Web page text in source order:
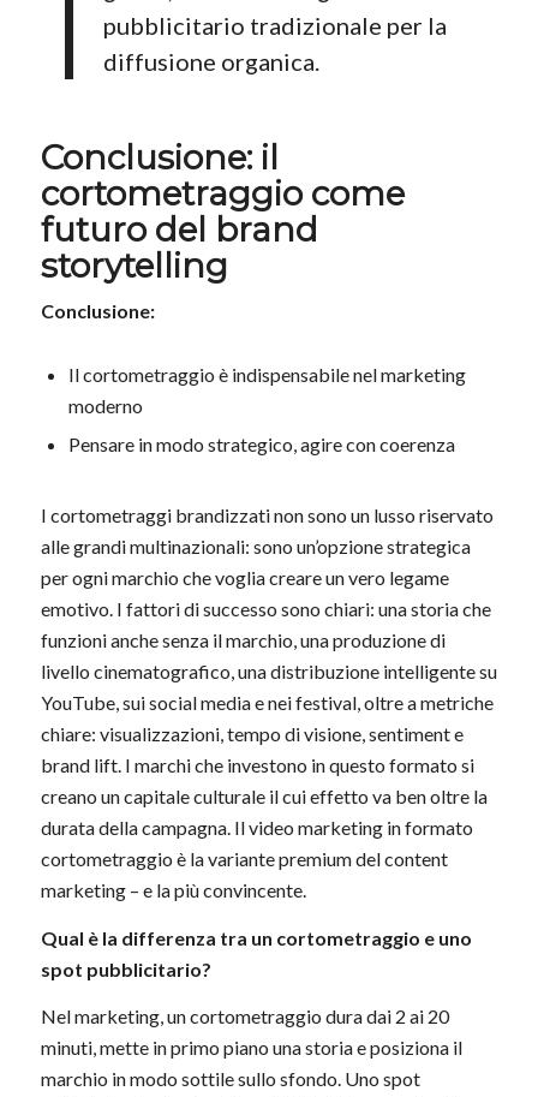
pubblicitario tradizionale per la
diffusione organica.
Conclusione: il
cortometraggio come
futuro del brand
storytelling
Conclusione:
Il cortometraggio è indispensabile nel marketing
moderno
Pensare in modo strategico, agire con coerenza
I cortometraggi brandizzati non sono un lusso riservato
alle grandi multinazionali: sono un’opzione strategica
per ogni marchio che voglia creare un vero legame
emotivo. I fattori di successo sono chiari: una storia che
funzioni anche senza il marchio, una produzione di
livello cinematografico, una distribuzione intelligente su
YouTube, sui social media e nei festival, oltre a metriche
chiare: visualizzazioni, tempo di visione, sentiment e
brand lift. I marchi che investono in questo formato si
creano un capitale culturale il cui effetto va ben oltre la
durata della campagna. Il video marketing in formato
cortometraggio è la variante premium del content
marketing – e la più convincente.
Qual è la differenza tra un cortometraggio e uno
spot pubblicitario?
Nel marketing, un cortometraggio dura dai 2 ai 20
minuti, mette in primo piano una storia e posiziona il
marchio in modo sottile sullo sfondo. Uno spot